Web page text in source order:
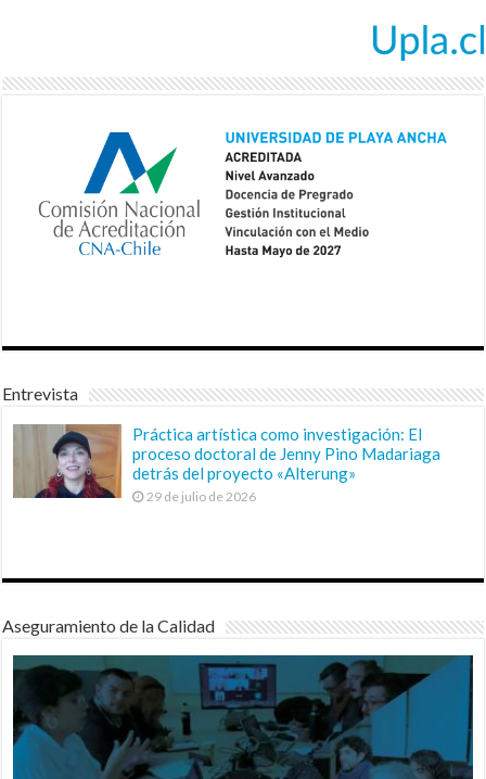
Entrevista
Práctica artística como investigación: El
proceso doctoral de Jenny Pino Madariaga
detrás del proyecto «Alterung»
29 de julio de 2026
Aseguramiento de la Calidad